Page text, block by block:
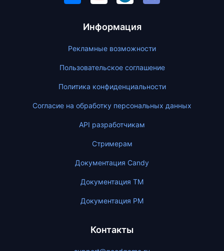
Информация
Рекламные возможности
Пользовательское соглашение
Политика конфиденциальности
Согласие на обработку персональных данных
API разработчикам
Стримерам
Документация Candy
Документация ТМ
Документация PM
Контакты